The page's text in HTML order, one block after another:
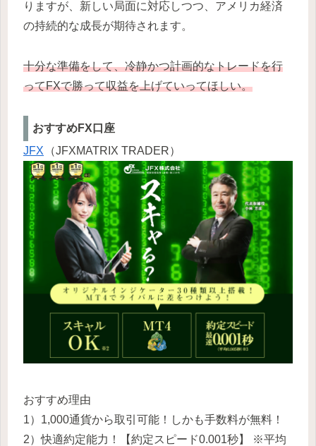
りますが、新しい局面に対応しつつ、アメリカ経済
の持続的な成長が期待されます。
十分な準備をして、冷静かつ計画的なトレードを行
ってFXで勝って収益を上げていってほしい。
おすすめFX口座
JFX
（JFXMATRIX TRADER）
おすすめ理由
1）1,000通貨から取引可能！しかも手数料が無料！
2）快適約定能力！【約定スピード0.001秒】 ※平均